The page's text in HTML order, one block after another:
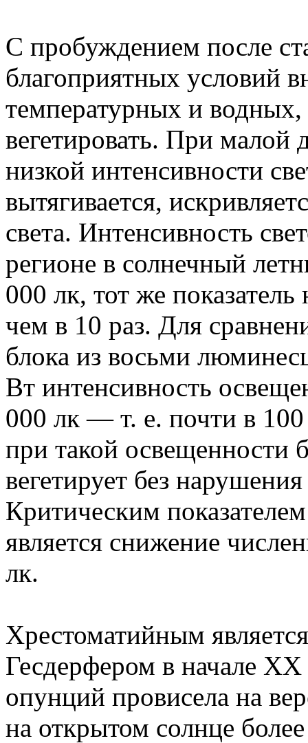
С пробуждением после
благоприятных условий
температурных и водных,
вегетировать. При
низкой интенсивности
вытягивается,
света. Интенсивность
регионе в солнечный
000 лк, тот же
чем в 10 раз. Для
блока из восьми
Вт интенсивность
000 лк — т. е. почти в
при такой освещенности
вегетирует без
Критическим
является снижение
лк.
Хрестоматийным
Гесдерфером в начале XX
опунций провисела на
на открытом солнце